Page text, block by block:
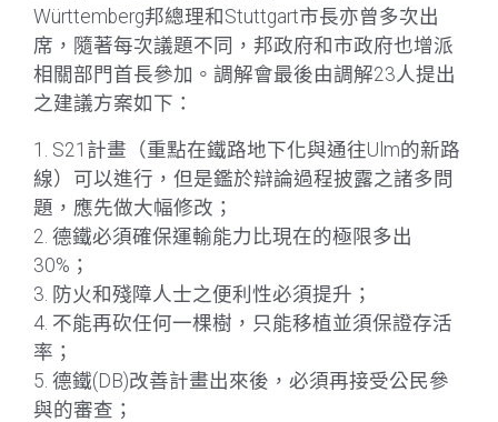
Württemberg邦總理和Stuttgart市長亦曾多次出
席，隨著每次議題不同，邦政府和市政府也增派
相關部門首長參加。調解會最後由調解23人提出
之建議方案如下：
1. S21計畫（重點在鐵路地下化與通往Ulm的新路
線）可以進行，但是鑑於辯論過程披露之諸多問
題，應先做大幅修改；
2. 德鐵必須確保運輸能力比現在的極限多出
30%；
3. 防火和殘障人士之便利性必須提升；
4. 不能再砍任何一棵樹，只能移植並須保證存活
率；
5. 德鐵(DB)改善計畫出來後，必須再接受公民參
與的審查；